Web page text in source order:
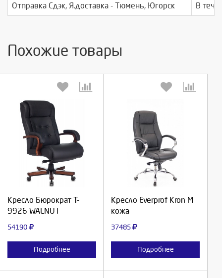
Отправка Сдэк, Я.доставка - Тюмень, Югорск В
Похожие товары
Кресло Бюрократ T-
9926 WALNUT
54190
Подробнее
Выберите количество:
Отмена
Кресло Everprof Kron M
кожа
37485
Подробнее
Выберите количество: